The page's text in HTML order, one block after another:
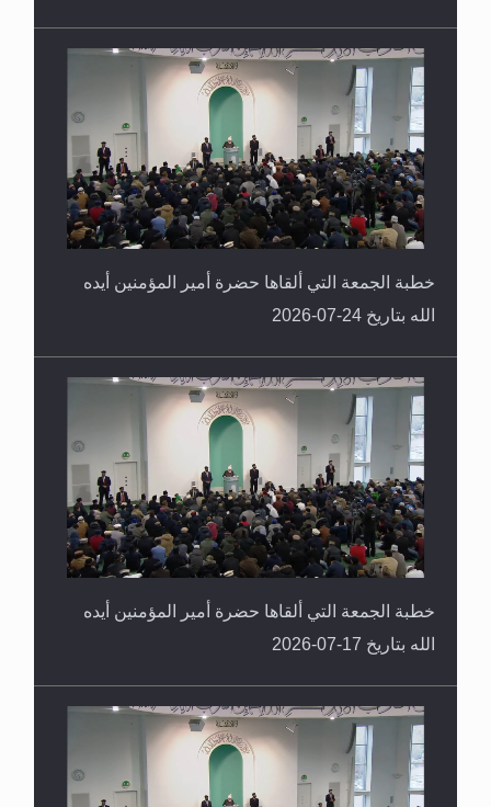
خطبة الجمعة التي ألقاها حضرة أمير المؤمنين أيده
الله بتاريخ 24-07-2026
خطبة الجمعة التي ألقاها حضرة أمير المؤمنين أيده
الله بتاريخ 17-07-2026